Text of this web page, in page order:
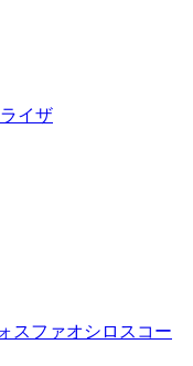
イザ
スファオシロスコー